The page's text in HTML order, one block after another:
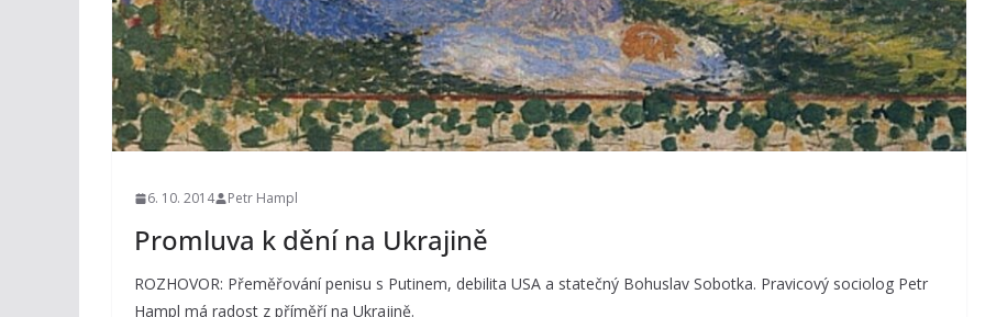
6. 10. 2014 Petr Hampl
Promluva k dění na Ukrajině
ROZHOVOR: Přeměřování penisu s Putinem, debilita USA a statečný Bohuslav Sobotka. Pravicový sociolog Petr
Hampl má radost z příměří na Ukrajině.